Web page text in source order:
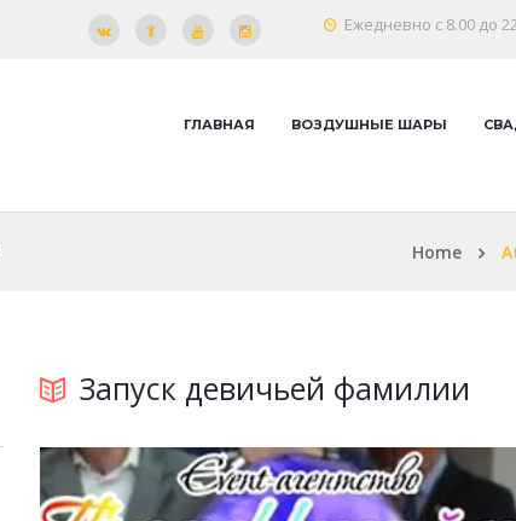
Ежедневно с 8.00 до
ГЛАВНАЯ ВОЗДУШНЫЕ ШАРЫ
Home
Запуск девичьей фамилии